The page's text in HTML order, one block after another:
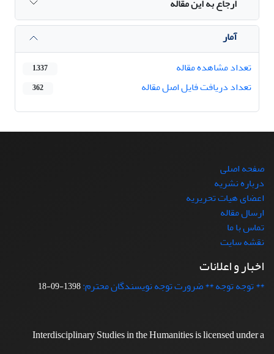
آمار
تعداد مشاهده مقاله
1,337
تعداد دریافت فایل اصل مقاله 362
صفحه اصلی
درباره نشریه
اعضای هیات تحریریه
ارسال مقاله
تماس با ما
نقشه سایت
اخبار و اعلانات
** توجه توجه ** ضرورت توجه نویسندگان محترم:1398-09-18
Interdisciplinary Studies in the Humanities is licensed under a